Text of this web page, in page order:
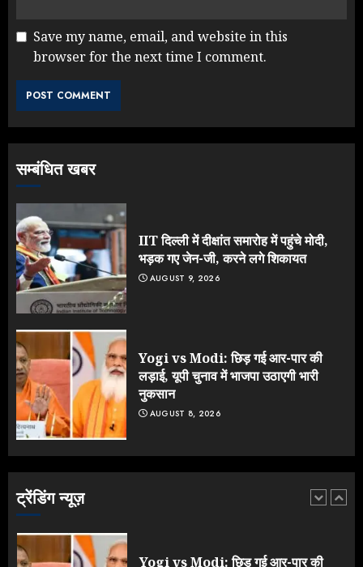
Save my name, email, and website in this
browser for the next time I comment.
सम्बंधित खबर
IIT दिल्ली में दीक्षांत समारोह में पहुंचे मोदी,
भड़क गए जेन-जी, करने लगे शिकायत
AUGUST 9, 2026
Yogi vs Modi: छिड़ गई आर-पार की
लड़ाई, यूपी चुनाव में भाजपा उठाएगी भारी
नुकसान
AUGUST 8, 2026
ट्रेंडिंग न्यूज़
Yogi Government ने विज्ञापनों पर
4
5
JULY 24, 2026
1
भड़क गए जेन-जी, करने लगे शिकायत
Yogi vs Modi: छिड़ गई आर-पार की